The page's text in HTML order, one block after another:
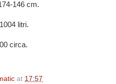
146 cm.
litri.
circa.
at 17:57